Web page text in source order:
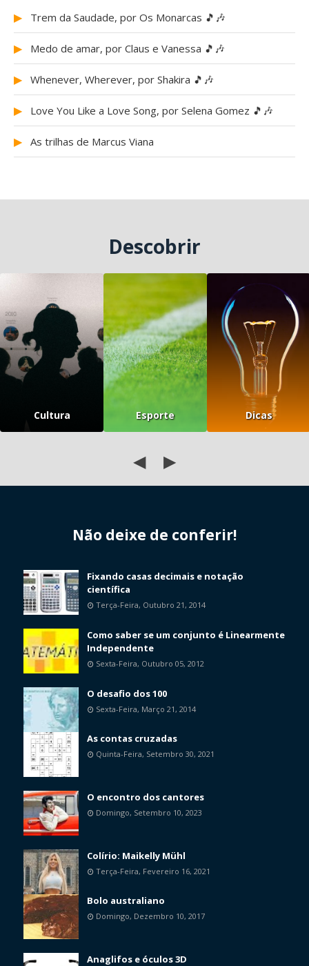
▶ Trem da Saudade, por Os Monarcas 🎵🎶
▶ Medo de amar, por Claus e Vanessa 🎵🎶
▶ Whenever, Wherever, por Shakira 🎵🎶
▶ Love You Like a Love Song, por Selena Gomez 🎵🎶
▶ As trilhas de Marcus Viana
Descobrir
Cultura Esporte Dicas
◀ ▶
Não deixe de conferir!
Fixando casas decimais e notação
científica
Terça-Feira, Outubro 21, 2014
Como saber se um conjunto é Linearmente
Independente
Sexta-Feira, Outubro 05, 2012
O desafio dos 100
Sexta-Feira, Março 21, 2014
As contas cruzadas
Quinta-Feira, Setembro 30, 2021
O encontro dos cantores
Domingo, Setembro 10, 2023
Colírio: Maikelly Mühl
Terça-Feira, Fevereiro 16, 2021
Bolo australiano
Domingo, Dezembro 10, 2017
Anaglifos e óculos 3D